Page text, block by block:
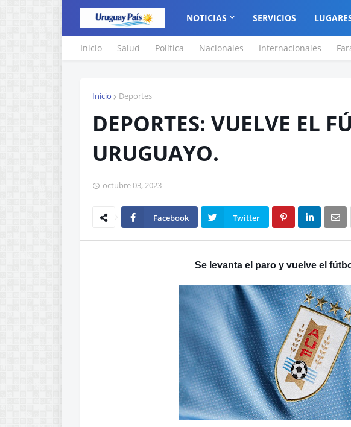
NOTICIAS SERVICIOS
Inicio Salud Política Nacionales Internacionales
Inicio Deportes
DEPORTES: VUELVE EL
URUGUAYO.
octubre 03, 2023
Facebook Twitter
Se levanta el paro y vuelve el